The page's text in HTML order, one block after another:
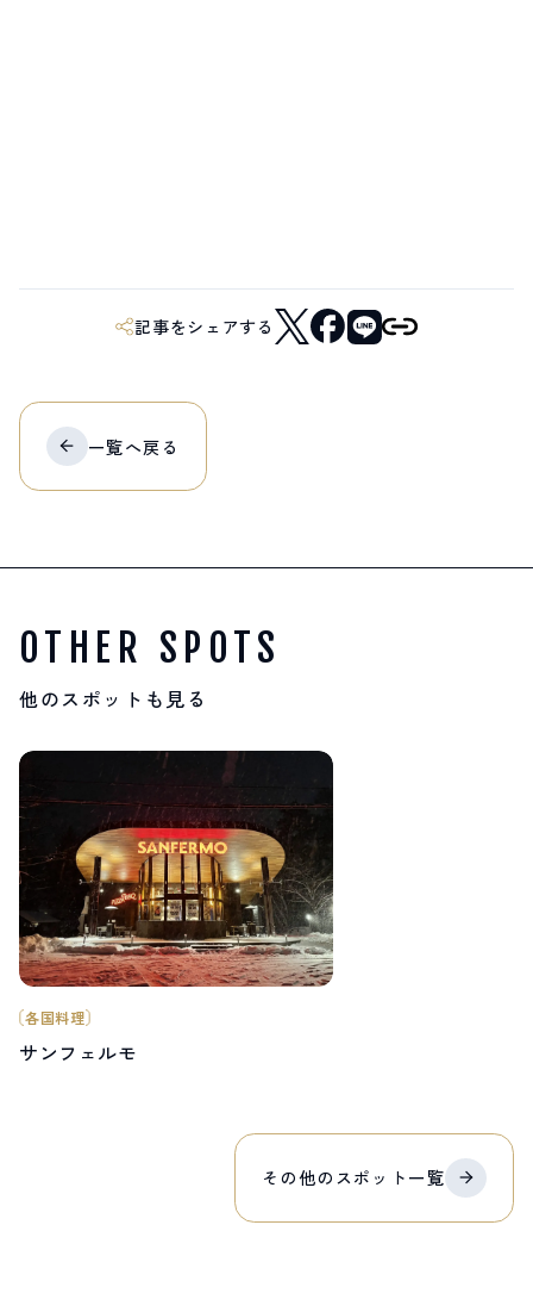
記事をシェアする
一覧へ戻る
OTHER SPOTS
他のスポットも見る
その他の スポット 一覧
各国料理
サンフェルモ